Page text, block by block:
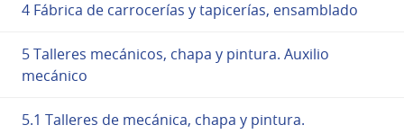
4 Fábrica de carrocerías y tapicerías, ensamblado
5 Talleres mecánicos, chapa y pintura. Auxilio
mecánico
5.1 Talleres de mecánica, chapa y pintura.